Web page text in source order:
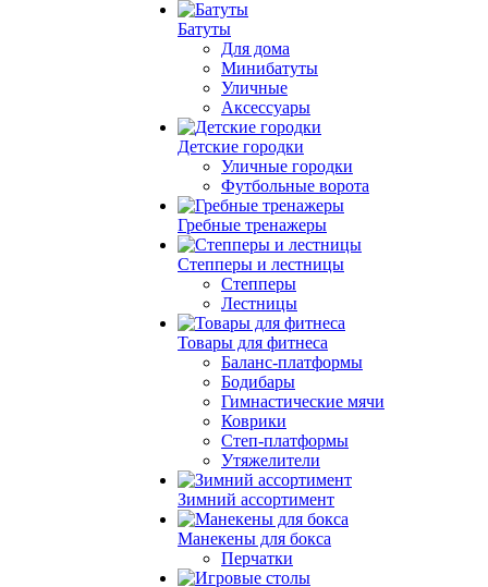
Батуты
Для дома
Минибатуты
Уличные
Аксессуары
Детские городки
Уличные городки
Футбольные ворота
Гребные тренажеры
Степперы и лестницы
Степперы
Лестницы
Товары для фитнеса
Баланс-платформы
Бодибары
Гимнастические мячи
Коврики
Степ-платформы
Утяжелители
Зимний ассортимент
Манекены для бокса
Перчатки